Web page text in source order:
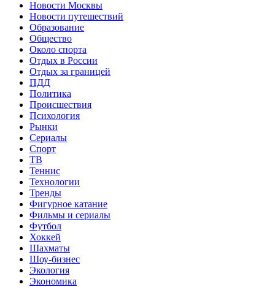
Новости Москвы
Новости путешествий
Образование
Общество
Около спорта
Отдых в России
Отдых за границей
ПДД
Политика
Происшествия
Психология
Рынки
Сериалы
Спорт
ТВ
Теннис
Технологии
Тренды
Фигурное катание
Фильмы и сериалы
Футбол
Хоккей
Шахматы
Шоу-бизнес
Экология
Экономика